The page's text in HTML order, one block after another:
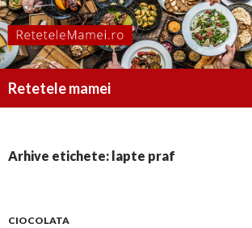
Retetele mamei
Arhive etichete: lapte praf
CIOCOLATA